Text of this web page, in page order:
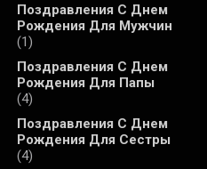
Поздравления С Днем
Рождения Для Мужчин
(1)
Поздравления С Днем
Рождения Для Папы
(4)
Поздравления С Днем
Рождения Для Сестры
(4)